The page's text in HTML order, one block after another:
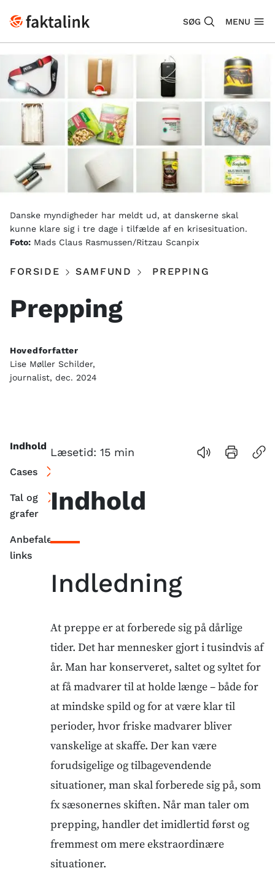
SØG MENU
Danske myndigheder har meldt ud, at danskerne skal
kunne klare sig i tre dage i tilfælde af en krisesituation.
Foto: Mads Claus Rasmussen/Ritzau Scanpix
FORSIDE SAMFUND PREPPING
Prepping
Hovedforfatter
Lise Møller Schilder,
journalist, dec. 2024
Indhold
Cases
Tal og
grafer
Anbefalede
links
Læsetid: 15 min
Indhold
Indledning
At preppe er at forberede sig på dårlige
tider. Det har mennesker gjort i tusindvis af
år. Man har konserveret, saltet og syltet for
at få madvarer til at holde længe – både for
at mindske spild og for at være klar til
perioder, hvor friske madvarer bliver
vanskelige at skaffe. Der kan være
forudsigelige og tilbagevendende
situationer, man skal forberede sig på, som
fx sæsonernes skiften. Når man taler om
prepping, handler det imidlertid først og
fremmest om mere ekstraordinære
situationer.